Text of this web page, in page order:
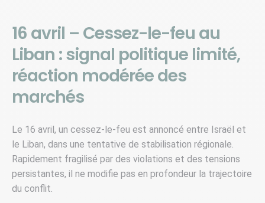
16 avril – Cessez-le-feu au
Liban : signal politique limité,
réaction modérée des
marchés
Le 16 avril, un cessez-le-feu est annoncé entre Israël et
le Liban, dans une tentative de stabilisation régionale.
Rapidement fragilisé par des violations et des tensions
persistantes, il ne modifie pas en profondeur la trajectoire
du conflit.